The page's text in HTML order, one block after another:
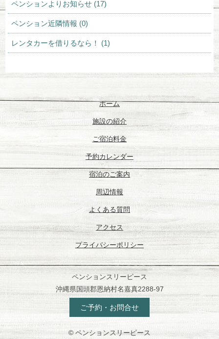
ペンションよりお知らせ (17)
ペンション近隣情報 (0)
レンタカーを借りるなら！ (1)
ホーム
施設の紹介
ご宿泊料金
予約カレンダー
宿泊のご案内
周辺情報
よくある質問
アクセス
プライバシーポリシー
ペンションスリーピース
沖縄県国頭郡恩納村名嘉真2288-97
ご予約・お問合せ
© ペンションスリーピース